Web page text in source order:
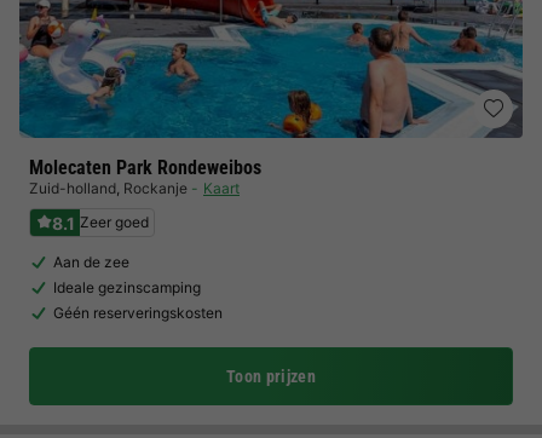
Molecaten Park Rondeweibos
Zuid-holland, Rockanje Kaart
8.1 Zeer goed
Aan de zee
Ideale gezinscamping
Géén reserveringskosten
Toon prijzen